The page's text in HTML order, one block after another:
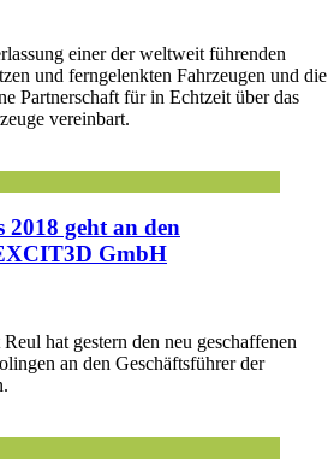
einer der weltweit führenden
und ferngelenkten Fahrzeugen und die
Partnerschaft für in Echtzeit über das
vereinbart.
geht an den
GmbH
hat gestern den neu geschaffenen
an den Geschäftsführer der